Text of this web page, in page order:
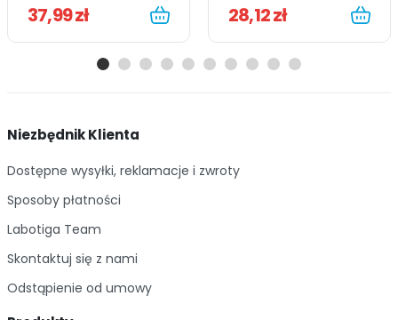
37,99 zł 28,12 zł
Niezbędnik Klienta
Dostępne wysyłki, reklamacje i zwroty
Sposoby płatności
Labotiga Team
Skontaktuj się z nami
Odstąpienie od umowy